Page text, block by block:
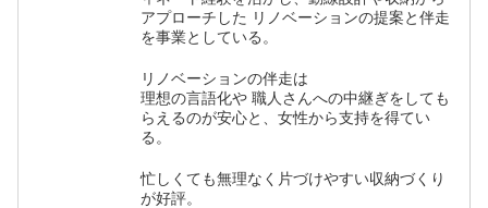
アプローチした リノベーションの提案と伴走
を事業としている。
リノベーションの伴走は
理想の言語化や 職人さんへの中継ぎをしても
らえるのが安心と、女性から支持を得てい
る。
忙しくても無理なく片づけやすい収納づくり
が好評。